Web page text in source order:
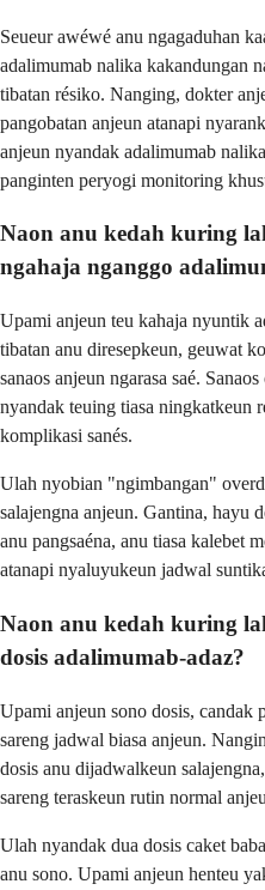
Seueur awéwé anu ngagaduhan
adalimumab nalika kakandungan
tibatan résiko. Nanging, dokter
pangobatan anjeun atanapi
anjeun nyandak adalimumab
panginten peryogi monitoring
Naon anu kedah kuring
ngahaja nganggo
Upami anjeun teu kahaja nyuntik
tibatan anu diresepkeun, geuwat
sanaos anjeun ngarasa saé.
nyandak teuing tiasa ningkatkeun
komplikasi sanés.
Ulah nyobian "ngimbangan"
salajengna anjeun. Gantina, hayu
anu pangsaéna, anu tiasa kalebet
atanapi nyaluyukeun jadwal
Naon anu kedah kuring
dosis adalimumab-adaz?
Upami anjeun sono dosis, candak
sareng jadwal biasa anjeun.
dosis anu dijadwalkeun
sareng teraskeun rutin normal
Ulah nyandak dua dosis caket
anu sono. Upami anjeun henteu